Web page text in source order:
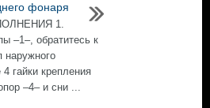
фонаря
1.
–1–, обратитесь к
наружного
гайки крепления
–4– и сни ...